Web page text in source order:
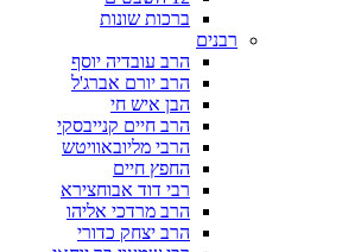
ברכות שונות
רבנים
הרב עובדיה יוסף
הרב יורם אברג'ל
הבן איש חי
הרב חיים קנייבסקי
הרבי מליובאוויטש
החפץ חיים
רבי דוד אבוחצירא
הרב מרדכי אליהו
הרב יצחק כדורי